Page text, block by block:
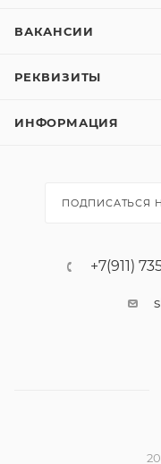
ВАКАНСИИ
РЕКВИЗИТЫ
ИНФОРМАЦИЯ
ПОДПИСАТЬСЯ
+7(911)